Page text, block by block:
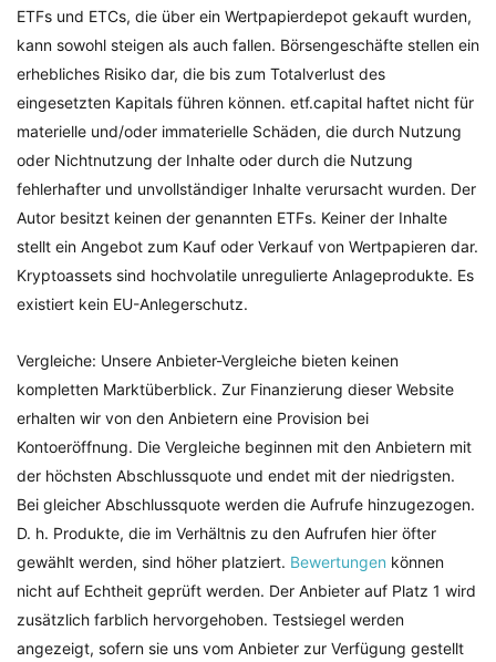
ETFs und ETCs, die über ein Wertpapierdepot gekauft wurden,
kann sowohl steigen als auch fallen. Börsengeschäfte stellen ein
erhebliches Risiko dar, die bis zum Totalverlust des
eingesetzten Kapitals führen können. etf.capital haftet nicht für
materielle und/oder immaterielle Schäden, die durch Nutzung
oder Nichtnutzung der Inhalte oder durch die Nutzung
fehlerhafter und unvollständiger Inhalte verursacht wurden. Der
Autor besitzt keinen der genannten ETFs. Keiner der Inhalte
stellt ein Angebot zum Kauf oder Verkauf von Wertpapieren dar.
Kryptoassets sind hochvolatile unregulierte Anlageprodukte. Es
existiert kein EU-Anlegerschutz.
Vergleiche: Unsere Anbieter-Vergleiche bieten keinen
kompletten Marktüberblick. Zur Finanzierung dieser Website
erhalten wir von den Anbietern eine Provision bei
Kontoeröffnung. Die Vergleiche beginnen mit den Anbietern mit
der höchsten Abschlussquote und endet mit der niedrigsten.
Bei gleicher Abschlussquote werden die Aufrufe hinzugezogen.
D. h. Produkte, die im Verhältnis zu den Aufrufen hier öfter
gewählt werden, sind höher platziert. Bewertungen können
nicht auf Echtheit geprüft werden. Der Anbieter auf Platz 1 wird
zusätzlich farblich hervorgehoben. Testsiegel werden
angezeigt, sofern sie uns vom Anbieter zur Verfügung gestellt